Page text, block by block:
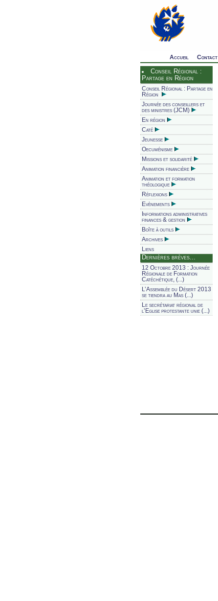
Accueil Contact
Conseil Régional :
Partage en Région
Conseil Régional : Partage en
Région
Journée des conseillers et
des ministres (JCM)
En région
Caté
Jeunesse
Oecuménisme
Missions et solidarité
Animation financière
Animation et formation
théologique
Réflexions
Evènements
Informations administratives
finances & gestion
Boîte à outils
Archives
Liens
Dernières brèves...
12 Octobre 2013 : Journée
Régionale de Formation
Catéchétique, (...)
L’Assemblée du Désert 2013
se tiendra au Mas (...)
Le secrétariat régional de
l’Eglise protestante unie (...)